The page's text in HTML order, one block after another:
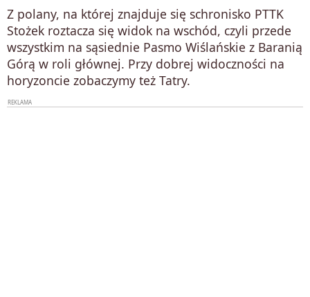
Z polany, na której znajduje się schronisko PTTK
Stożek roztacza się widok na wschód, czyli przede
wszystkim na sąsiednie Pasmo Wiślańskie z Baranią
Górą w roli głównej. Przy dobrej widoczności na
horyzoncie zobaczymy też Tatry.